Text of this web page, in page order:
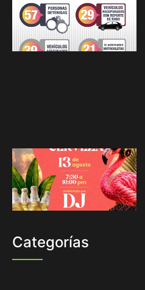
Categorías